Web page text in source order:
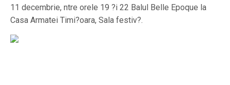
11 decembrie, ntre orele 19 ?i 22 Balul Belle Epoque la
Casa Armatei Timi?oara, Sala festiv?.